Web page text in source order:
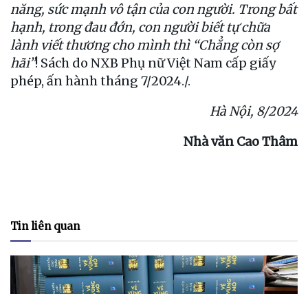
năng, sức mạnh vô tận của con người. Trong bất
hạnh, trong đau đớn, con người biết tự chữa
lành viết thương cho mình thì “Chẳng còn sợ
hãi”! Sách do NXB Phụ nữ Việt Nam cấp giấy
phép, ấn hành tháng 7/2024./.
Hà Nội, 8/2024
Nhà văn Cao Thâm
Tin liên quan